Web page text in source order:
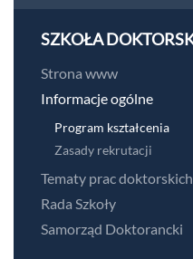
SZKOŁA
Strona www
Informacje ogólne
Program kształcenia
Zasady rekrutacji
Tematy prac doktorskich
Rada Szkoły
Samorząd Doktorancki